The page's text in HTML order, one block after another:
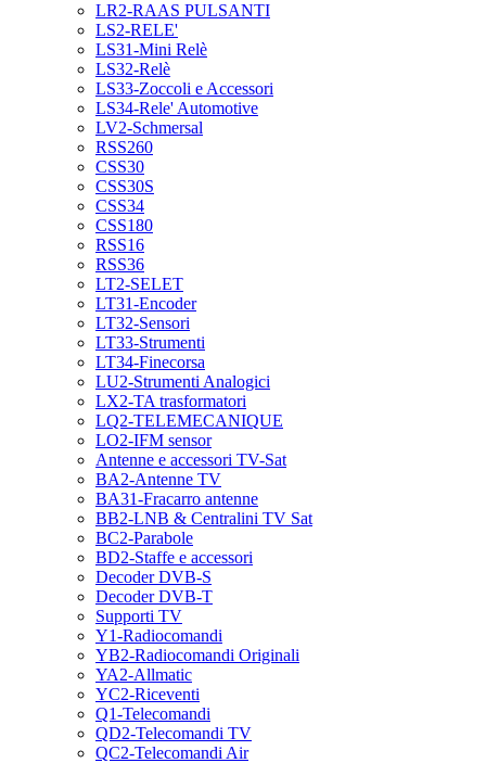
LR2-RAAS PULSANTI
LS2-RELE'
LS31-Mini Relè
LS32-Relè
LS33-Zoccoli e Accessori
LS34-Rele' Automotive
LV2-Schmersal
RSS260
CSS30
CSS30S
CSS34
CSS180
RSS16
RSS36
LT2-SELET
LT31-Encoder
LT32-Sensori
LT33-Strumenti
LT34-Finecorsa
LU2-Strumenti Analogici
LX2-TA trasformatori
LQ2-TELEMECANIQUE
LO2-IFM sensor
Antenne e accessori TV-Sat
BA2-Antenne TV
BA31-Fracarro antenne
BB2-LNB & Centralini TV Sat
BC2-Parabole
BD2-Staffe e accessori
Decoder DVB-S
Decoder DVB-T
Supporti TV
Y1-Radiocomandi
YB2-Radiocomandi Originali
YA2-Allmatic
YC2-Riceventi
Q1-Telecomandi
QD2-Telecomandi TV
QC2-Telecomandi Air